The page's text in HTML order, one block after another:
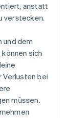
anstatt
verstecken.
und dem
sich
Verlusten bei
müssen.